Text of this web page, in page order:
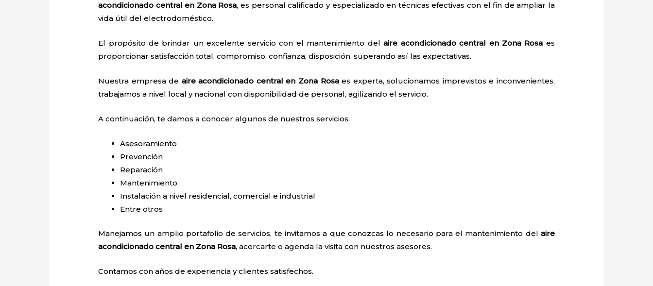
acondicionado central en Zona Rosa, es personal calificado y especializado en técnicas efectivas con el fin de ampliar la
vida útil del electrodoméstico.
El propósito de brindar un excelente servicio con el mantenimiento delaire acondicionado central en Zona Rosa es
proporcionar satisfacción total, compromiso, confianza, disposición, superando así las expectativas.
Nuestra empresa de aire acondicionado central en Zona Rosaes experta, solucionamos imprevistos e inconvenientes,
trabajamos a nivel local y nacional con disponibilidad de personal, agilizando el servicio.
A continuación, te damos a conocer algunos de nuestros servicios:
Asesoramiento
Prevención
Reparación
Mantenimiento
Instalación a nivel residencial, comercial e industrial
Entre otros
Manejamos un amplio portafolio de servicios, te invitamos a que conozcas lo necesario para el mantenimiento del aire
acondicionado central en Zona Rosa, acercarte o agenda la visita con nuestros asesores.
Contamos con años de experiencia y clientes satisfechos.